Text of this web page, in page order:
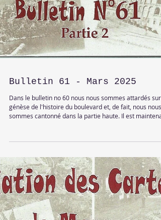
Bulletin 61 - Mars 2025
Dans le bulletin no 60 nous nous sommes attardés sur
génèse de l'histoire du boulevard et, de fait, nous nous
sommes cantonné dans la partie haute. Il est
temps de le parcourir jusqu'au pont Sainte Dévote pour